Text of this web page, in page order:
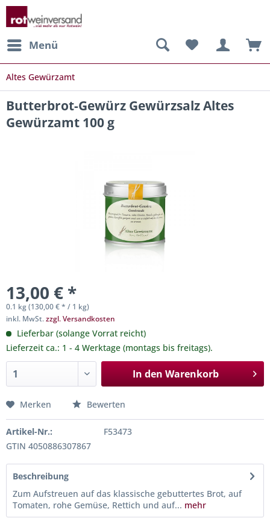
Menü
Altes Gewürzamt
Butterbrot-Gewürz Gewürzsalz Altes
Gewürzamt 100 g
13,00 € *
0.1 kg (130,00 € * / 1 kg)
inkl. MwSt.zzgl. Versandkosten
Lieferbar (solange Vorrat reicht)
Lieferzeit ca.: 1 - 4 Werktage (montags bis freitags).
In den Warenkorb
Merken Bewerten
Artikel-Nr.:
F53473
GTIN 4050886307867
Beschreibung
Zum Aufstreuen auf das klassische gebuttertes Brot, auf
Tomaten, rohe Gemüse, Rettich und auf... mehr